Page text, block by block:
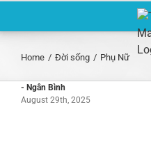
Home / Đời sống / Phụ Nữ
- Ngân Bình
August 29th, 2025